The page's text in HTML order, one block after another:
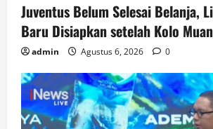
Juventus Belum Selesai Belanja,
Baru Disiapkan setelah Kolo
admin Agustus 6, 2026 0